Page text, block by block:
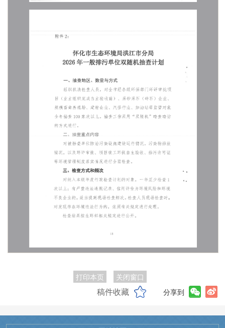
打印本页 关闭窗口
稿件收藏 分享到